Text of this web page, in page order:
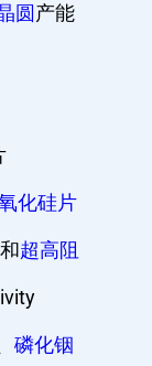
圆产能
化硅片
超高阻
磷化铟